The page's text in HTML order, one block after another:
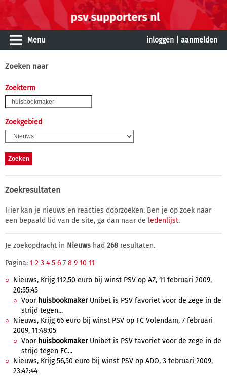
Menu inloggen aanmelden
Zoeken naar
Zoekterm
Zoekgebied
Zoekresultaten
Hier kan je nieuws en reacties doorzoeken. Ben je op zoek naar
een bepaald lid van de site, ga dan naar de ledenlijst.
Je zoekopdracht in Nieuws had 268 resultaten.
Pagina: 1 2 3 4 5 6 7 8 9 10 11
Nieuws, Krijg 112,50 euro bij winst PSV op AZ, 11 februari 2009,
20:55:45
Voor huisbookmakerUnibet is PSV favoriet voor de zege in de
strijd tegen...
Nieuws, Krijg 66 euro bij winst PSV op FC Volendam, 7 februari
2009, 11:48:05
Voor huisbookmakerUnibet is PSV favoriet voor de zege in de
strijd tegen FC...
Nieuws, Krijg 56,50 euro bij winst PSV op ADO, 3 februari 2009,
23:42:44